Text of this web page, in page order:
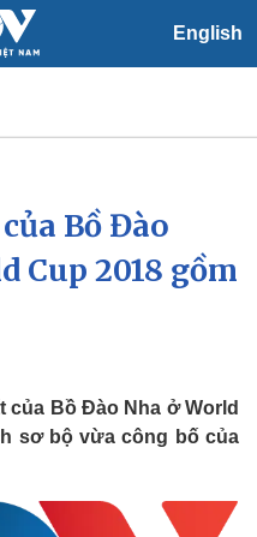
English
Xã hội
Tin 24h
Dự báo thời tiết
Bồ Đào
Cup 2018 gồm
của Bồ Đào Nha ở World
sơ bộ vừa công bố của